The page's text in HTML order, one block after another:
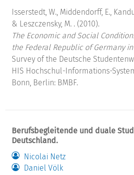
Isserstedt, W., Middendorff, E.,
& Leszczensky, M. . (2010).
The Economic and Social
the Federal Republic of Germany in
Survey of the Deutsche
HIS Hochschul-Informations-
Bonn, Berlin: BMBF.
Berufsbegleitende und duale
Deutschland.
Nicolai Netz
Daniel Völk